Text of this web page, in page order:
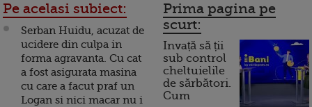
Pe acelasi subiect:
Serban Huidu, acuzat de
ucidere din culpa in
forma agravanta. Cu cat
a fost asigurata masina
cu care a facut praf un
Logan si nici macar nu i
Prima pagina pe
scurt:
Invață să ții
sub control
cheltuielile
de sărbători.
Cum